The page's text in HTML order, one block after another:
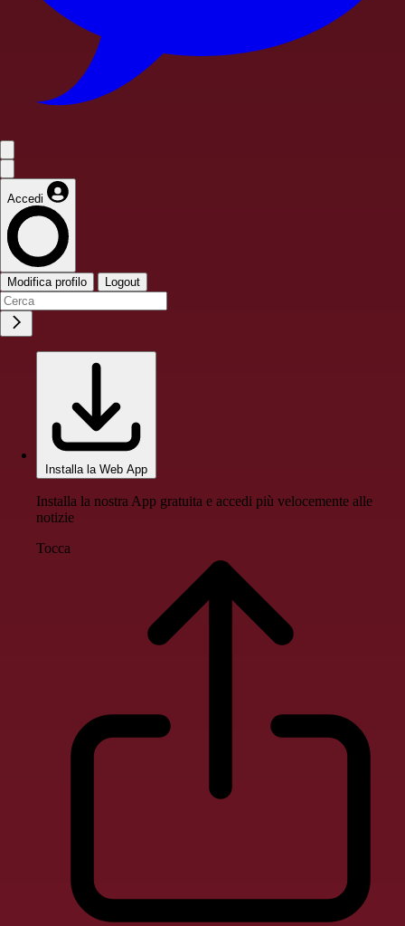
Accedi
Modifica profilo Logout
Installa la Web App
Installa la nostra App gratuita e accedi più velocemente alle
notizie
Tocca